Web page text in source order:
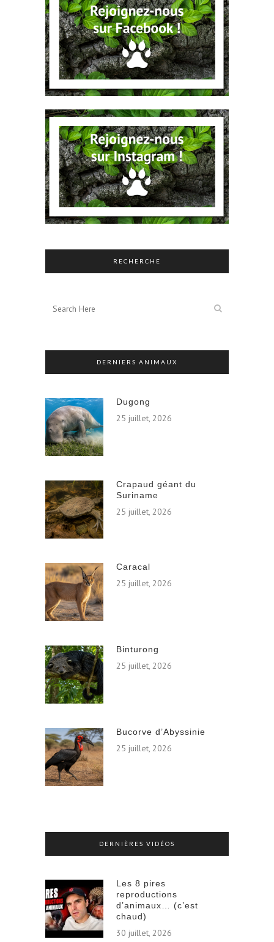
RECHERCHE
DERNIERS ANIMAUX
Dugong
25 juillet, 2026
Crapaud géant du
Suriname
25 juillet, 2026
Caracal
25 juillet, 2026
Binturong
25 juillet, 2026
Bucorve d’Abyssinie
25 juillet, 2026
DERNIÈRES VIDÉOS
Les 8 pires
reproductions
d’animaux… (c’est
chaud)
30 juillet, 2026